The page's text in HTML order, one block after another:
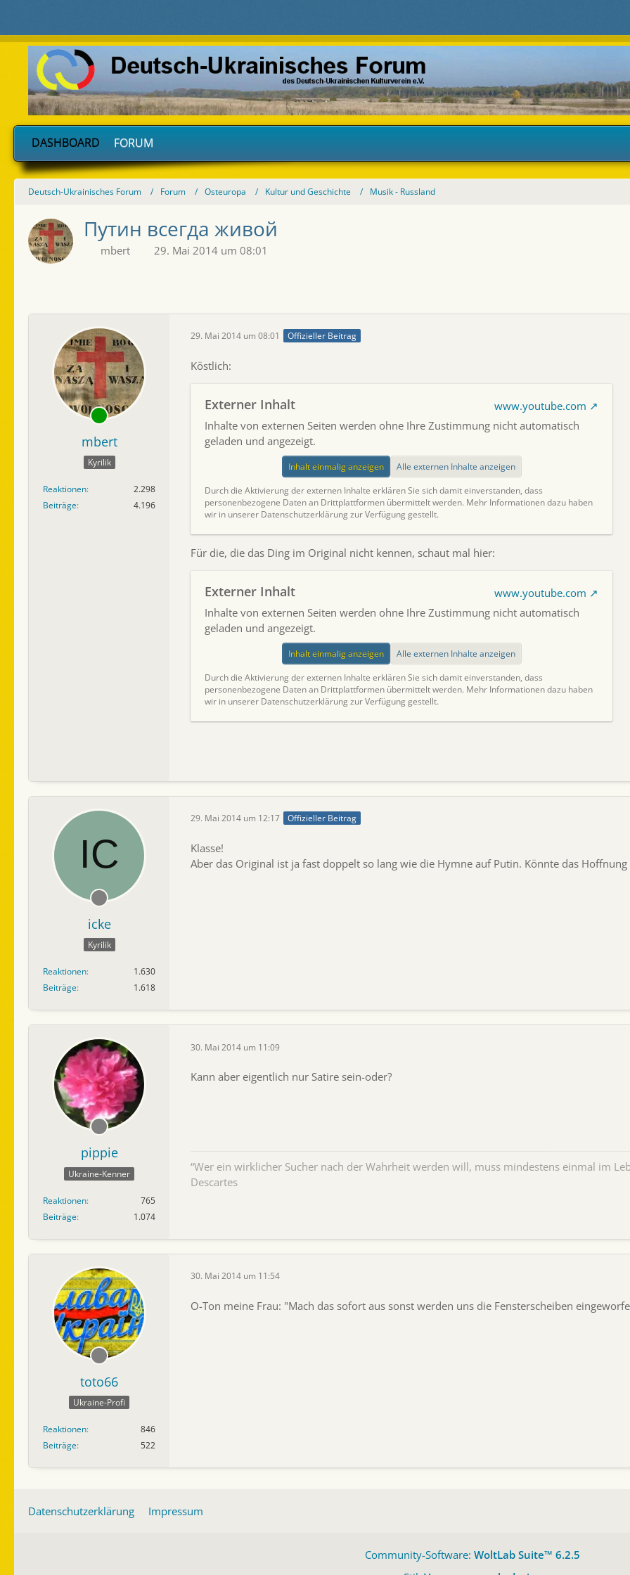
DASHBOARD FORUM
Deutsch-Ukrainisches Forum Forum Osteuropa Kultur und Geschichte Musik - Russland
Путин всегда живой
mbert 29. Mai 2014 um 08:01
mbert
Kyrilik
Reaktionen
2.298
Beiträge
4.196
29. Mai 2014 um 08:01 Offizieller Beitrag
Köstlich:
Externer Inhalt
www.youtube.com
Inhalte von externen Seiten werden ohne Ihre Zustimmung nicht automatisch
geladen und angezeigt.
Inhalt einmalig anzeigen
Alle externen Inhalte anzeigen
Durch die Aktivierung der externen Inhalte erklären Sie sich damit einverstanden, dass
personenbezogene Daten an Drittplattformen übermittelt werden. Mehr Informationen dazu haben
wir in unserer Datenschutzerklärung zur Verfügung gestellt.
Für die, die das Ding im Original nicht kennen, schaut mal hier:
Externer Inhalt
www.youtube.com
Inhalte von externen Seiten werden ohne Ihre Zustimmung nicht automatisch
geladen und angezeigt.
Inhalt einmalig anzeigen
Alle externen Inhalte anzeigen
Durch die Aktivierung der externen Inhalte erklären Sie sich damit einverstanden, dass
personenbezogene Daten an Drittplattformen übermittelt werden. Mehr Informationen dazu haben
wir in unserer Datenschutzerklärung zur Verfügung gestellt.
icke
Kyrilik
Reaktionen
1.630
Beiträge
1.618
29. Mai 2014 um 12:17 Offizieller Beitrag
Klasse!
Aber das Original ist ja fast doppelt so lang wie die Hymne auf Putin. Könnte das Hoffnung
pippie
Ukraine-Kenner
Reaktionen
765
Beiträge
1.074
30. Mai 2014 um 11:09
Kann aber eigentlich nur Satire sein-oder?
“Wer ein wirklicher Sucher nach der Wahrheit werden will, muss mindestens einmal im
Descartes
toto66
Ukraine-Profi
Reaktionen
846
Beiträge
522
30. Mai 2014 um 11:54
O-Ton meine Frau: "Mach das sofort aus sonst werden uns die Fensterscheiben
Datenschutzerklärung Impressum
Community-Software: WoltLab Suite™ 6.2.5